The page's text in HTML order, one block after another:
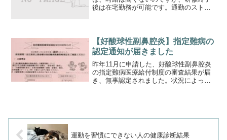
後は在宅勤務が可能です。通勤のストレ
個人的には消耗の方が大きい...
【好酸球性副鼻腔炎】指定難病の
認定通知が届きました
昨年11月に申請した、好酸球性副鼻腔炎
の指定難病医療給付制度の審査結果が届
き、無事認定されました。状況によって
運動を習慣にできない人の健康診断結果